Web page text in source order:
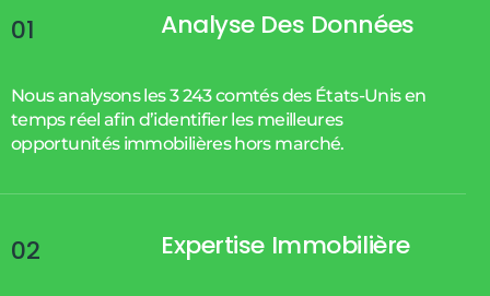
01 Analyse Des Données
Nous analysons les 3 243 comtés des États-Unis en
temps réel afin d’identifier les meilleures
opportunités immobilières hors marché.
02 Expertise Immobilière